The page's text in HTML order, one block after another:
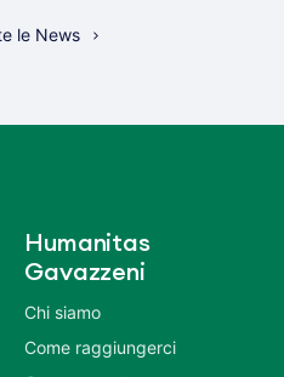
le News
Humanitas
Gavazzeni
Chi siamo
Come raggiungerci